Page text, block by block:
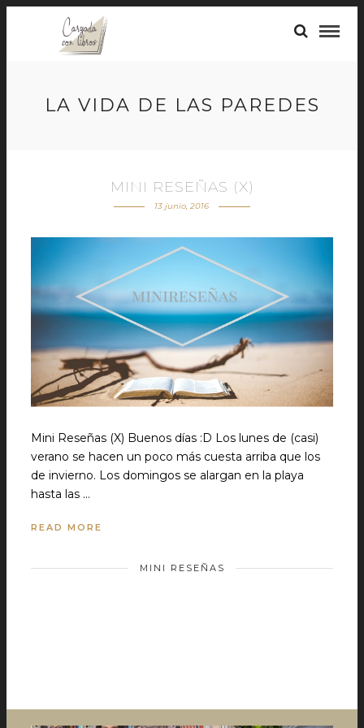
LA VIDA DE LAS PAREDES
MINI RESEÑAS (X)
13 junio, 2016
Mini Reseñas (X) Buenos días :D Los lunes de (casi)
verano se hacen un poco más cuesta arriba que los
de invierno. Los domingos se alargan en la playa
hasta las …
READ MORE
MINI RESEÑAS